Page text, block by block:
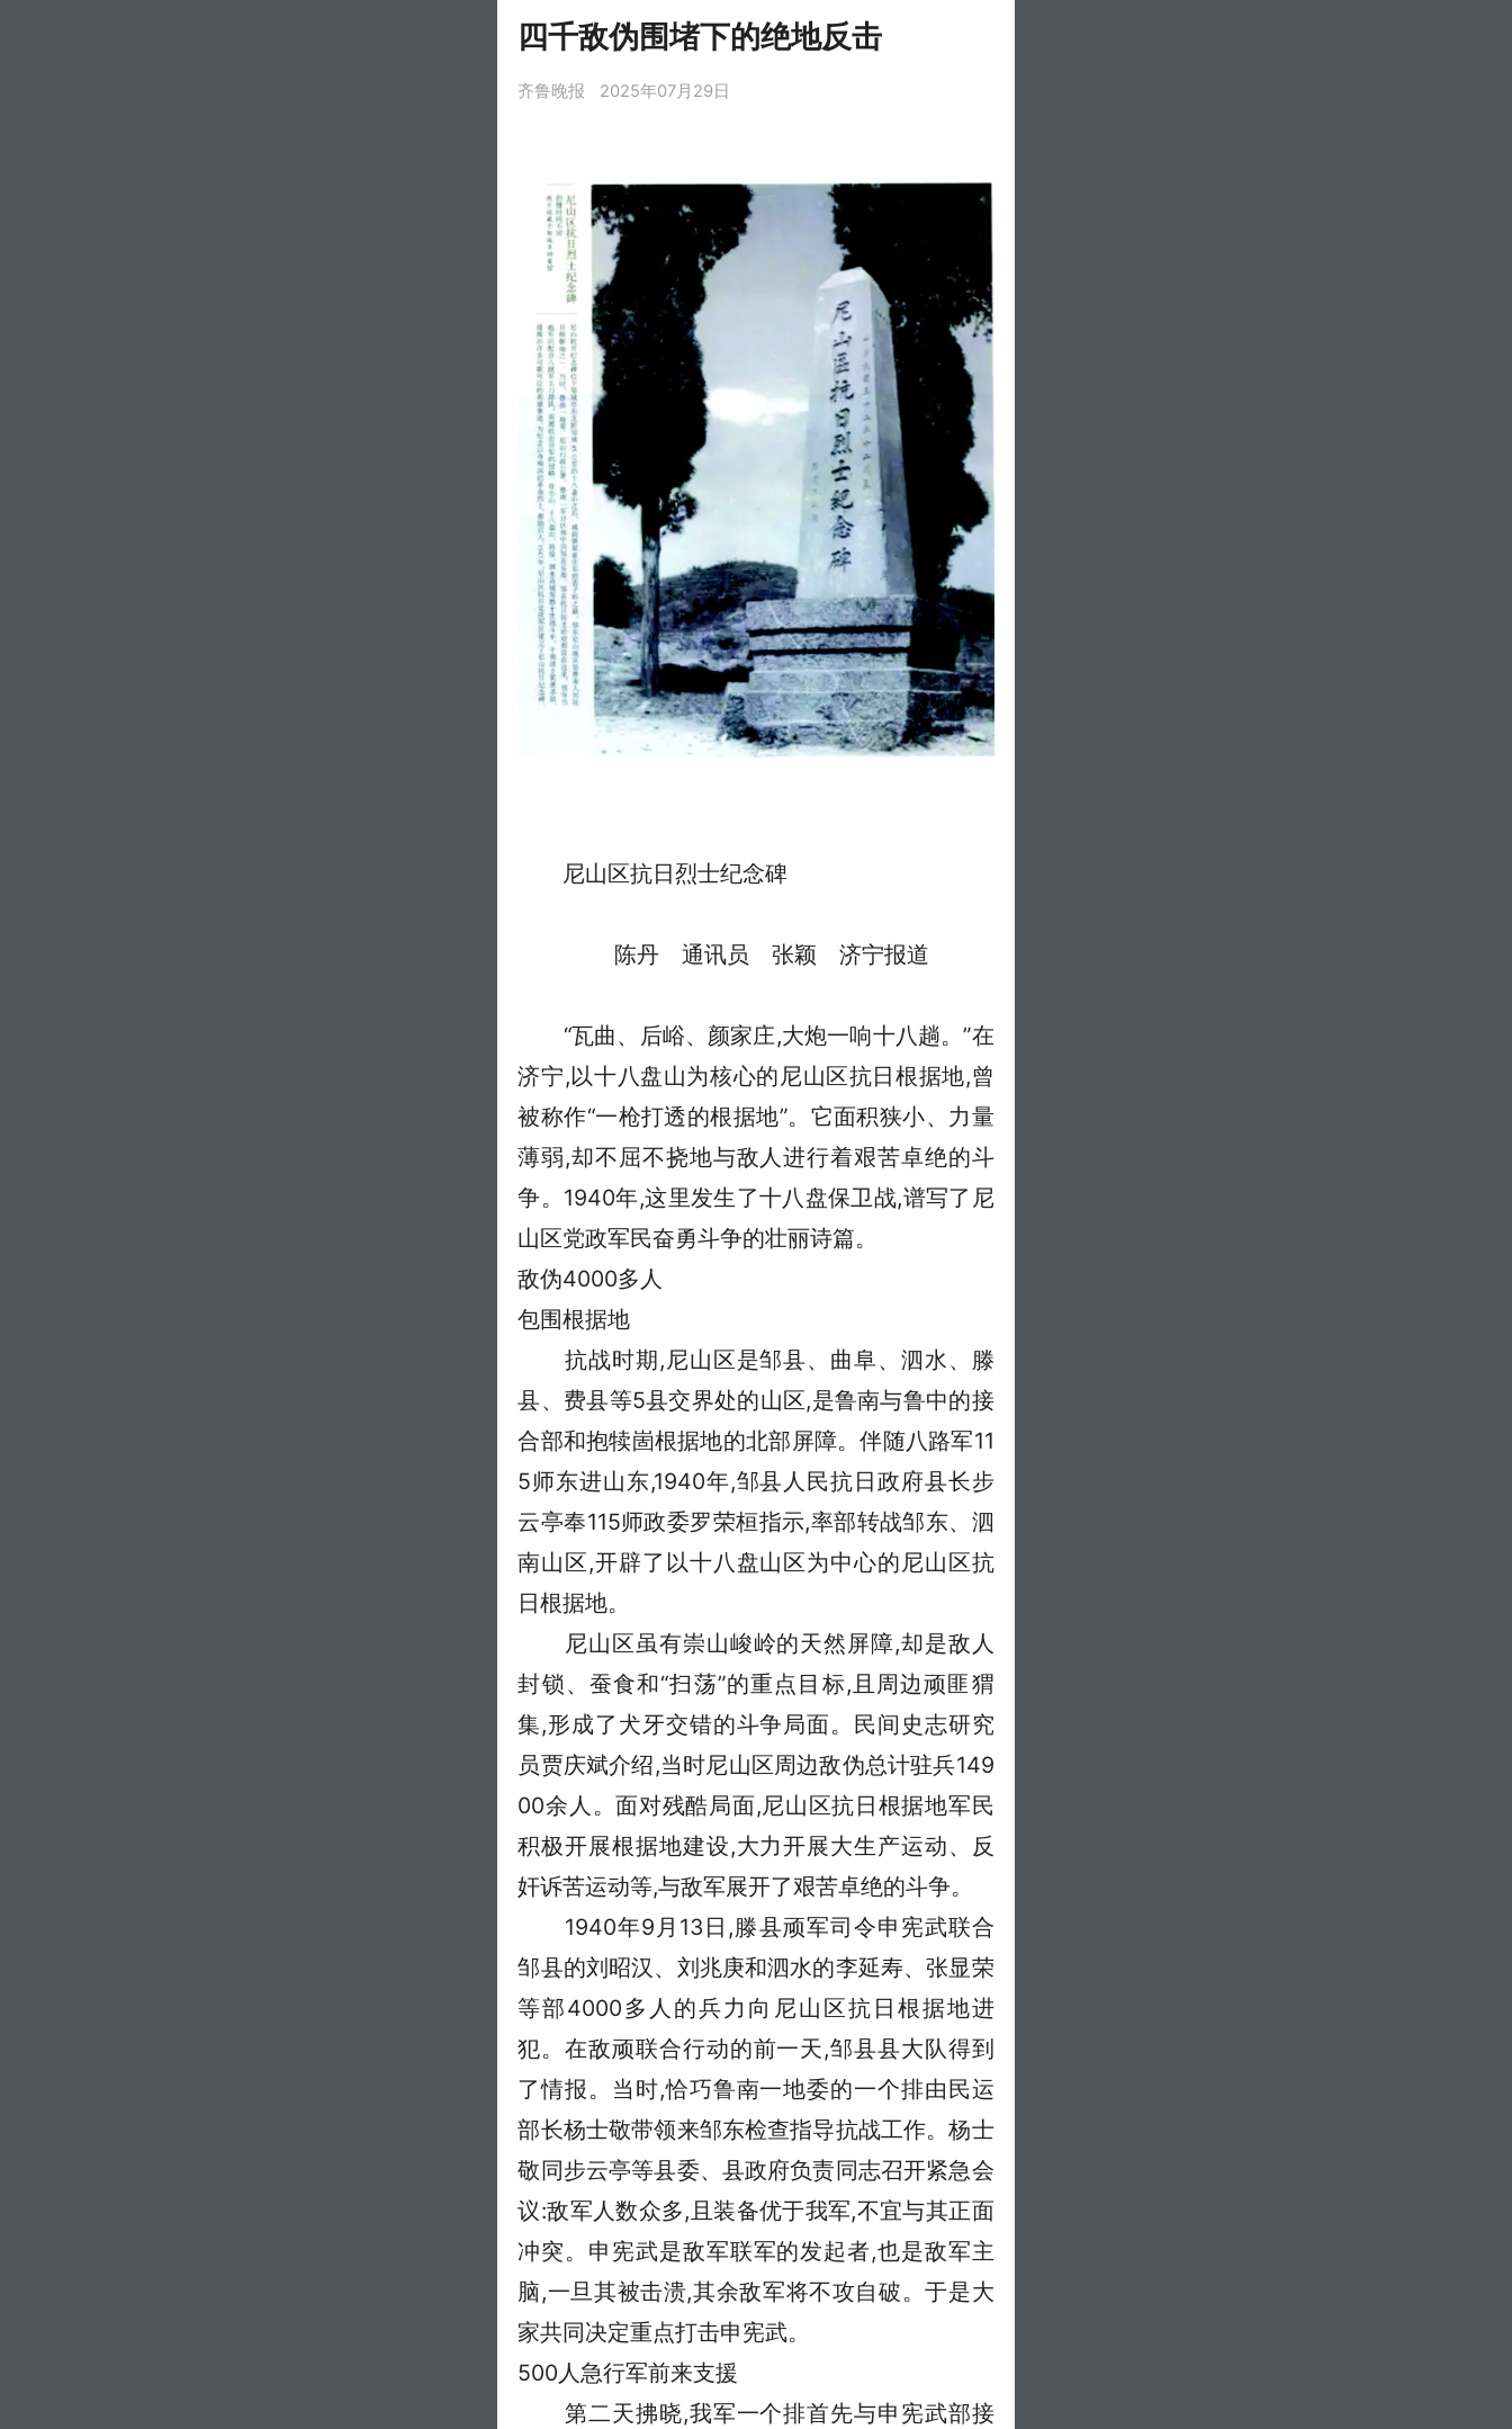
四千敌伪围堵下的绝地反击
齐鲁晚报 2025年07月29日
尼山区抗日烈士纪念碑
陈丹 通讯员 张颖 济宁报道
“瓦曲、后峪、颜家庄,大炮一响十八趟。”在
济宁,以十八盘山为核心的尼山区抗日根据地,曾
被称作“一枪打透的根据地”。它面积狭小、力量
薄弱,却不屈不挠地与敌人进行着艰苦卓绝的斗
争。1940年,这里发生了十八盘保卫战,谱写了尼
山区党政军民奋勇斗争的壮丽诗篇。
敌伪4000多人
包围根据地
抗战时期,尼山区是邹县、曲阜、泗水、滕
县、费县等5县交界处的山区,是鲁南与鲁中的接
合部和抱犊崮根据地的北部屏障。伴随八路军11
5师东进山东,1940年,邹县人民抗日政府县长步
云亭奉115师政委罗荣桓指示,率部转战邹东、泗
南山区,开辟了以十八盘山区为中心的尼山区抗
日根据地。
尼山区虽有崇山峻岭的天然屏障,却是敌人
封锁、蚕食和“扫荡”的重点目标,且周边顽匪猬
集,形成了犬牙交错的斗争局面。民间史志研究
员贾庆斌介绍,当时尼山区周边敌伪总计驻兵149
00余人。面对残酷局面,尼山区抗日根据地军民
积极开展根据地建设,大力开展大生产运动、反
奸诉苦运动等,与敌军展开了艰苦卓绝的斗争。
1940年9月13日,滕县顽军司令申宪武联合
邹县的刘昭汉、刘兆庚和泗水的李延寿、张显荣
等部4000多人的兵力向尼山区抗日根据地进
犯。在敌顽联合行动的前一天,邹县县大队得到
了情报。当时,恰巧鲁南一地委的一个排由民运
部长杨士敬带领来邹东检查指导抗战工作。杨士
敬同步云亭等县委、县政府负责同志召开紧急会
议:敌军人数众多,且装备优于我军,不宜与其正面
冲突。申宪武是敌军联军的发起者,也是敌军主
脑,一旦其被击溃,其余敌军将不攻自破。于是大
家共同决定重点打击申宪武。
500人急行军前来支援
第二天拂晓,我军一个排首先与申宪武部接